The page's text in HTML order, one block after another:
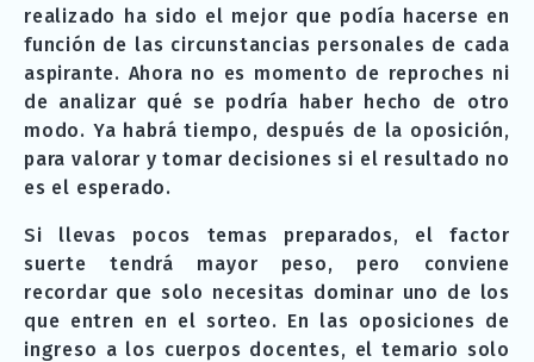
realizado ha sido el mejor que podía hacerse en
función de las circunstancias personales de cada
aspirante. Ahora no es momento de reproches ni
de analizar qué se podría haber hecho de otro
modo. Ya habrá tiempo, después de la oposición,
para valorar y tomar decisiones si el resultado no
es el esperado.
Si llevas pocos temas preparados, el factor
suerte tendrá mayor peso, pero conviene
recordar que solo necesitas dominar uno de los
que entren en el sorteo. En las oposiciones de
ingreso a los cuerpos docentes, el temario solo